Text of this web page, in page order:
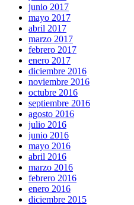
junio 2017
mayo 2017
abril 2017
marzo 2017
febrero 2017
enero 2017
diciembre 2016
noviembre 2016
octubre 2016
septiembre 2016
agosto 2016
julio 2016
junio 2016
mayo 2016
abril 2016
marzo 2016
febrero 2016
enero 2016
diciembre 2015